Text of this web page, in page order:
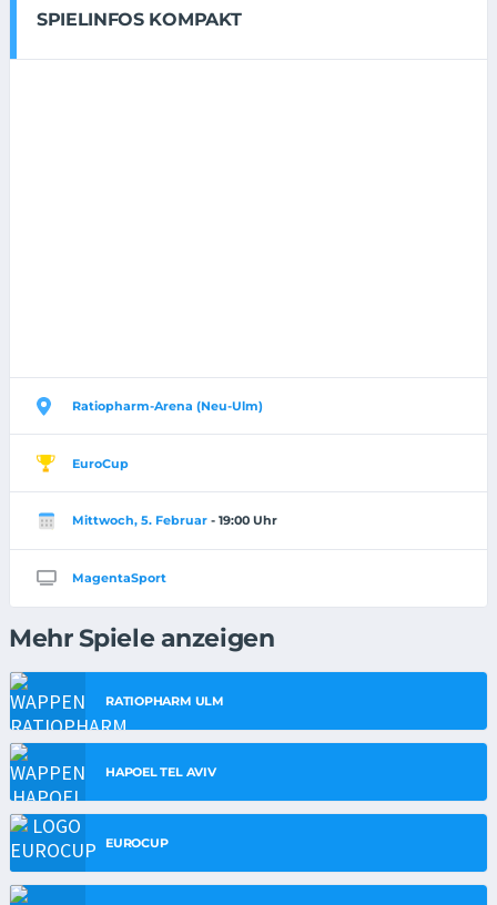
SPIELINFOS KOMPAKT
Ratiopharm-Arena (Neu-Ulm)
EuroCup
Mittwoch, 5. Februar - 19:00 Uhr
MagentaSport
Mehr Spiele anzeigen
RATIOPHARM ULM
HAPOEL TEL AVIV
EUROCUP